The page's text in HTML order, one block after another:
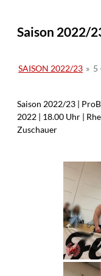
Saison 2022/
SAISON 2022/23 » 5
Saison 2022/23 |
2022 | 18.00 Uhr |
Zuschauer